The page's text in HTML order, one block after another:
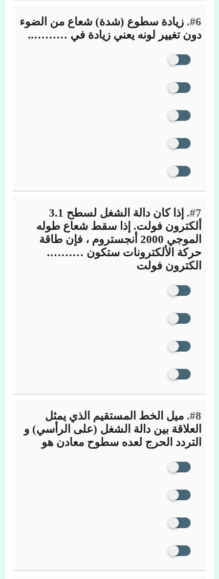
#6. زيادة سطوع (شدة) شعاع من الضوء
دون تغيير لونه يعني زيادة في ………..
#7.
إذا كان دالة الشغل لسطح 3.1
ألكترون فولت. إذا سقط شعاع طوله
الموجي 2000 أنجستروم ، فإن طاقة
حركة الألكترونات ستكون ……….
الكترون فولت
#8. ميل الخط المستقيم الذي يمثل
العلاقة بين دالة الشغل (على الرأسي) و
التردد الحرج لعده سطوح معادن هو